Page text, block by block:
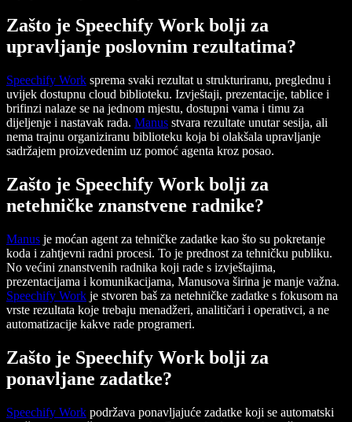
Zašto je Speechify Work bolji za
upravljanje poslovnim rezultatima?
Speechify Work sprema svaki rezultat u strukturiranu, preglednu i
uvijek dostupnu cloud biblioteku. Izvještaji, prezentacije, tablice i
brifinzi nalaze se na jednom mjestu, dostupni vama i timu za
dijeljenje i nastavak rada. Manus stvara rezultate unutar sesija, ali
nema trajnu organiziranu biblioteku koja bi olakšala upravljanje
sadržajem proizvedenim uz pomoć agenta kroz posao.
Zašto je Speechify Work bolji za
netehničke znanstvene radnike?
Manus je moćan agent za tehničke zadatke kao što su pokretanje
koda i zahtjevni radni procesi. To je prednost za tehničku publiku.
No većini znanstvenih radnika koji rade s izvještajima,
prezentacijama i komunikacijama, Manusova širina je manje važna.
Speechify Work je stvoren baš za netehničke zadatke s fokusom na
vrste rezultata koje trebaju menadžeri, analitičari i operativci, a ne
automatizacije kakve rade programeri.
Zašto je Speechify Work bolji za
ponavljane zadatke?
Speechify Work podržava ponavljajuće zadatke koji se automatski